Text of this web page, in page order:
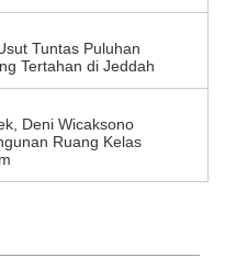
Tuntas Puluhan
Tertahan di Jeddah
Deni Wicaksono
Ruang Kelas